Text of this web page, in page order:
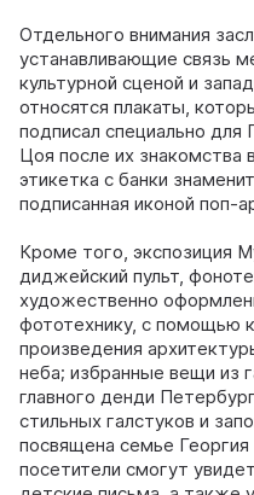
Отдельного внимания
устанавливающие связь
культурной сценой и
относятся плакаты,
подписал специально для
Цоя после их знакомства
этикетка с банки
подписанная иконой поп-
Кроме того, экспозиция
диджейский пульт,
художественно
фототехнику, с помощью
произведения
неба; избранные вещи из
главного денди
стильных галстуков и
посвящена семье Георгия
посетители смогут